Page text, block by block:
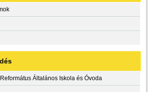
Általános Iskola és Óvoda